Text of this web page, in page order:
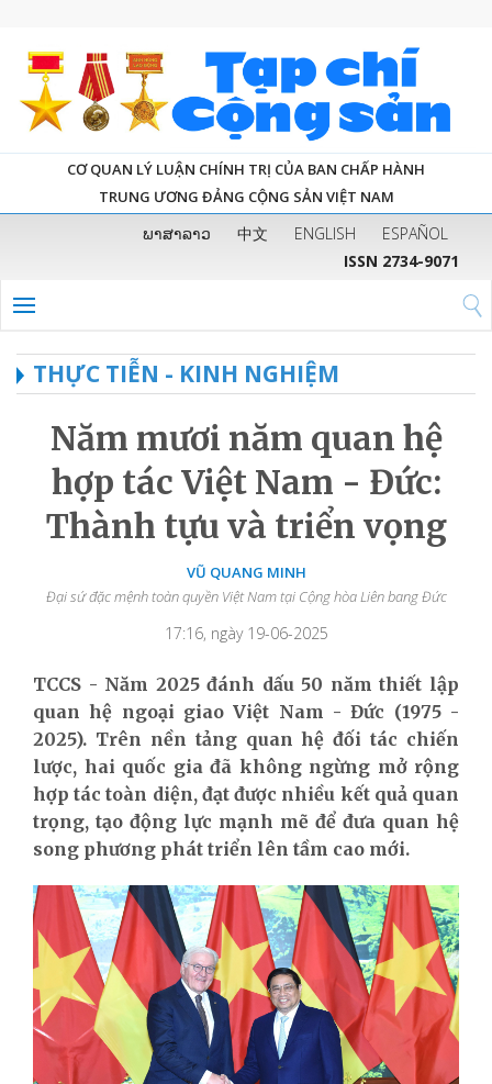
CƠ QUAN LÝ LUẬN CHÍNH TRỊ CỦA BAN CHẤP HÀNH
TRUNG ƯƠNG ĐẢNG CỘNG SẢN VIỆT NAM
ພາສາລາວ 中文 ENGLISH
ESPAÑOL
ISSN 2734-9071
THỰC TIỄN - KINH NGHIỆM
Năm mươi năm quan hệ
hợp tác Việt Nam - Đức:
Thành tựu và triển vọng
VŨ QUANG MINH
Đại sứ đặc mệnh toàn quyền Việt Nam tại Cộng hòa Liên bang Đức
17:16, ngày 19-06-2025
TCCS - Năm 2025 đánh dấu 50 năm thiết lập
quan hệ ngoại giao Việt Nam - Đức (1975 -
2025). Trên nền tảng quan hệ đối tác chiến
lược, hai quốc gia đã không ngừng mở rộng
hợp tác toàn diện, đạt được nhiều kết quả quan
trọng, tạo động lực mạnh mẽ để đưa quan hệ
song phương phát triển lên tầm cao mới.